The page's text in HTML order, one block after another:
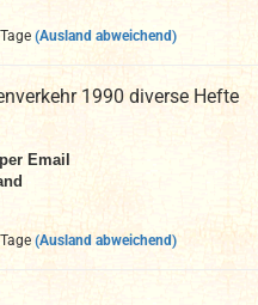
(Ausland abweichend)
1990 diverse Hefte
Email
(Ausland abweichend)